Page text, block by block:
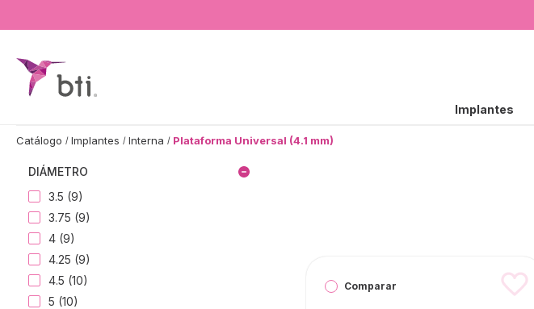
BTI - Human Tecnology
Implantes
Catálogo Implantes Interna Plataforma Universal (4.1 mm)
DIÁMETRO
3.5 (9)
3.75 (9)
4 (9)
4.25 (9)
4.5 (10)
5 (10)
Comparar